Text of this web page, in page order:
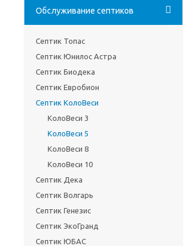
Обслуживание септиков
Септик Топас
Септик Юнилос Астра
Септик Биодека
Септик Евробион
Септик КолоВеси
КолоВеси 3
КолоВеси 5
КолоВеси 8
КолоВеси 10
Септик Дека
Септик Волгарь
Септик Генезис
Септик ЭкоГранд
Септик ЮБАС